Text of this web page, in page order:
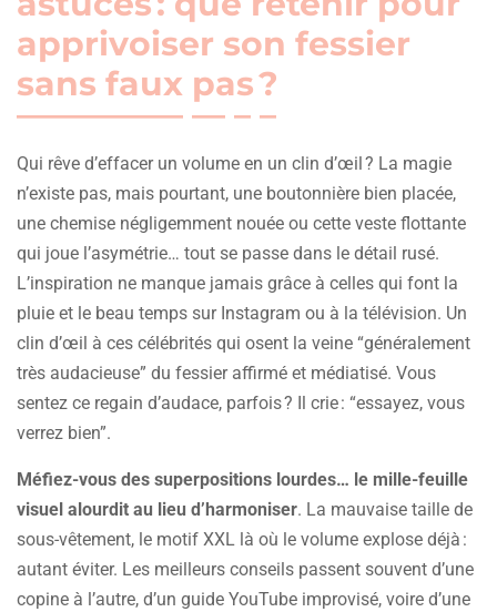
apprivoiser son fessier
sans faux pas ?
Qui rêve d’effacer un volume en un clin d’œil ? La magie
n’existe pas, mais pourtant, une boutonnière bien placée,
une chemise négligemment nouée ou cette veste flottante
qui joue l’asymétrie… tout se passe dans le détail rusé.
L’inspiration ne manque jamais grâce à celles qui font la
pluie et le beau temps sur Instagram ou à la télévision. Un
clin d’œil à ces célébrités qui osent la veine “généralement
très audacieuse” du fessier affirmé et médiatisé. Vous
sentez ce regain d’audace, parfois ? Il crie : “essayez, vous
verrez bien”.
Méfiez-vous des superpositions lourdes… le mille-feuille
visuel alourdit au lieu d’harmoniser. La mauvaise taille de
sous-vêtement, le motif XXL là où le volume explose déjà :
autant éviter. Les meilleurs conseils passent souvent d’une
copine à l’autre, d’un guide YouTube improvisé, voire d’une